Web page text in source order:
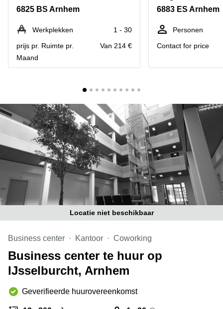
Hengelo
Hilversum
Hoofddorp
Deventer
Tilburg
Zwolle
Amsterdam
Westpoort
Reeuwijk
Business
Arnhem
Business
center
Hilversum
Business
center
Den
Haag
Coworking
space
Breda
Coworking
in Arnhem
Coworking
Hilversum
6825 BS Arnhem
Werkplekken
1 - 30
prijs pr. Ruimte pr.
Maand
Van 214 €
6883 ES Arnhem
Personen
Contact for price
Locatie niet beschikbaar
Business center Kantoor Coworking
Business center te huur op
IJsselburcht, Arnhem
Geverifieerde huurovereenkomst